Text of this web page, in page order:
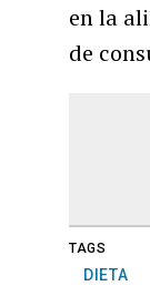
en la
de
TAGS
DIETA